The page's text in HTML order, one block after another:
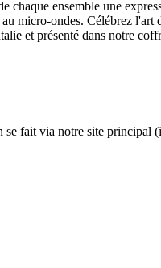
chaque ensemble une
micro-ondes. Célébrez
et présenté dans notre
se fait via notre site